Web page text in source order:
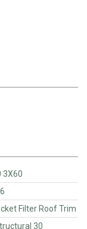
3X60
X10 Pocket Filter Roof Trim